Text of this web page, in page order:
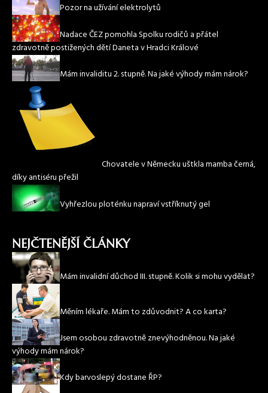
Pozor na užívání elektrolytů
Nadace ČEZ pomohla Spolku rodičů a přátel
zdravotně postižených dětí Daneta v Hradci Králové
Mám invaliditu 2. stupně. Na jaké výhody mám nárok?
Chovatele v Německu uštkla mamba černá,
díky antiséru přežil
Vyhřezlou ploténku napraví vstříknutý gel
NEJČTENĚJŠÍ ČLÁNKY
Mám invalidní důchod III. stupně. Kolik si mohu vydělat?
Měním lékaře. Mám to zdůvodnit? A co karta?
Jsem osobou zdravotně znevýhodněnou. Na jaké
výhody mám nárok?
Kdy barvoslepý dostane ŘP?